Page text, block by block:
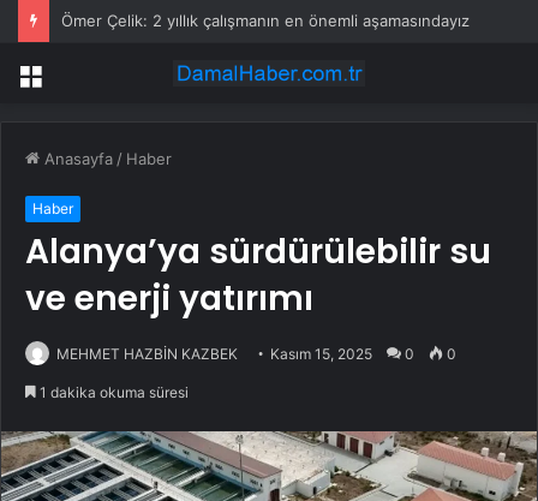
Ömer Çelik: 2 yıllık çalışmanın en önemli aşamasındayız
Menü
Anasayfa / Haber
Haber
Alanya’ya sürdürülebilir su
ve enerji yatırımı
MEHMET HAZBİN KAZBEK Kasım 15, 2025 0 0
1 dakika okuma süresi